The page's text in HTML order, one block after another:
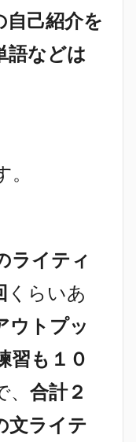
自己紹介を
語などは
ライティ
くらいあ
ウトプッ
習も１０
合計２
文ライテ